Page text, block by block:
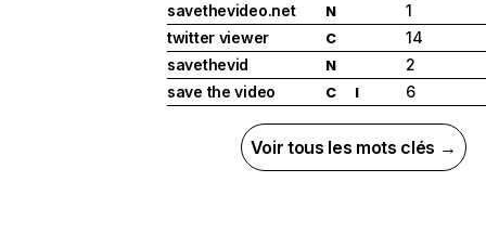
savethevideo.net
N
1
twitter viewer
C
14
savethevid
N
2
save the video
C I 6
Voir tous les mots clés →